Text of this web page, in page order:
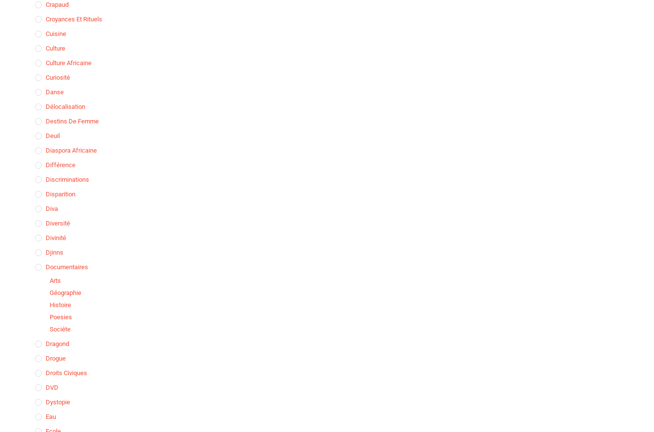
Crapaud
Croyances Et Rituels
Cuisine
Culture
Culture Africaine
Curiosité
Danse
Délocalisation
Destins De Femme
Deuil
Diaspora Africaine
Différence
Discriminations
Disparition
Diva
Diversité
Divinité
Djinns
Documentaires
Arts
Géographie
Histoire
Poesies
Sociéte
Dragond
Drogue
Droits Civiques
DVD
Dystopie
Eau